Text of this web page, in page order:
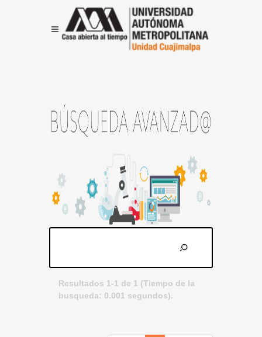
Resultados 1-1 de 1 (Tiempo de la
busqueda: 0.001 segundos).